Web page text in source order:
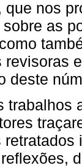
que nos
as
revisoras
deste
trabalhos